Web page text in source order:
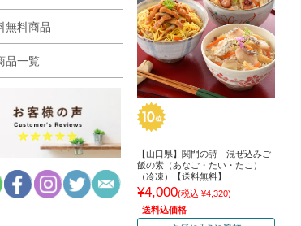
【山口県】関門の詩 混ぜ込みご
飯の素（あなご・たい・たこ）
（冷凍）【送料無料】
¥4,000(税込 ¥4,320)
送料込価格
無料商品
品一覧